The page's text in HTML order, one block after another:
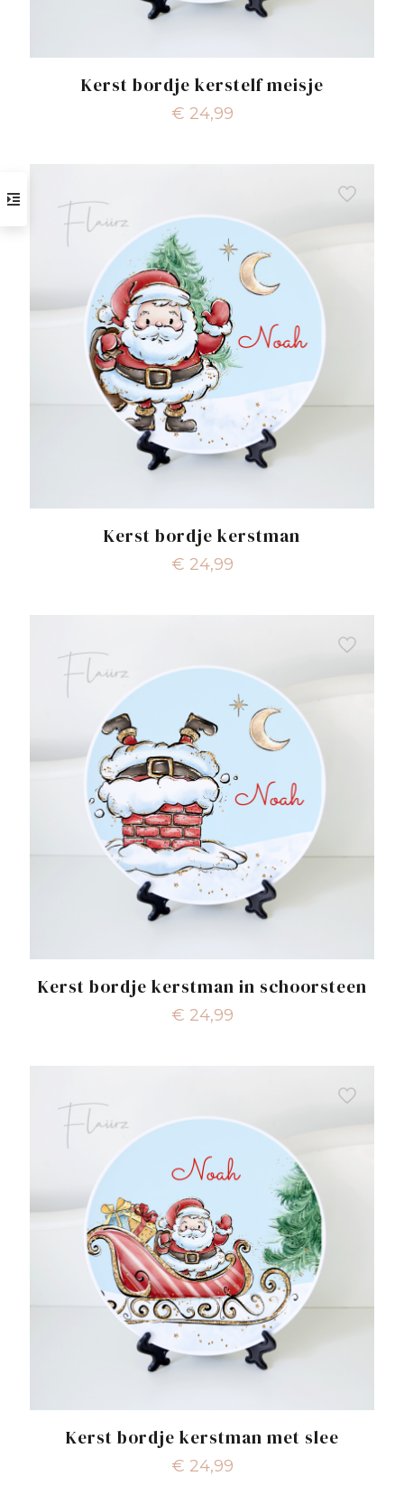
Kerst bordje kerstelf meisje
€ 24,99
Kerst bordje kerstman
€ 24,99
Kerst bordje kerstman in schoorsteen
€ 24,99
Kerst bordje kerstman met slee
€ 24,99